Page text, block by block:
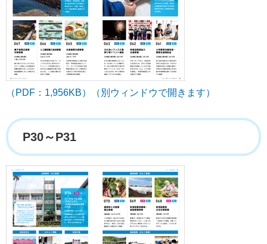
（PDF：1,956KB）（別ウィンドウで開きます）
P30～P31